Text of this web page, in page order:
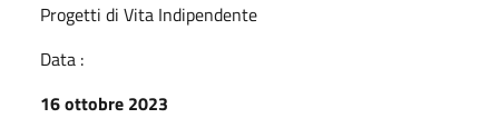
Progetti di Vita Indipendente
Data :
16 ottobre 2023